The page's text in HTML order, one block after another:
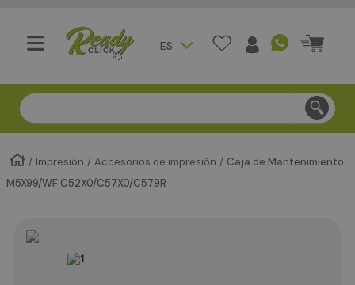
ES
Compra segura - Entregas en Bogotá en menos de 3
Impresión Accesorios de impresión
Caja de Mantenimiento
M5X99/WF C52X0/C57X0/C579R